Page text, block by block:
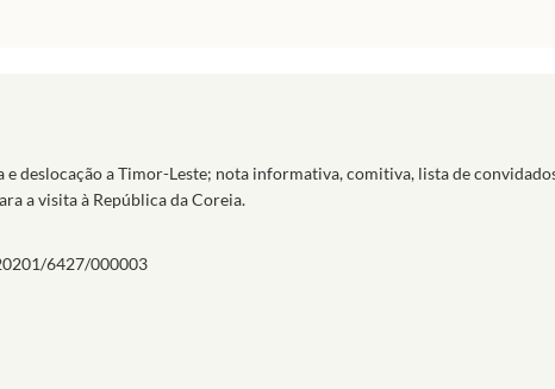
deslocação a Timor-Leste; nota informativa, comitiva, lista de
a visita à República da Coreia.
6427/000003